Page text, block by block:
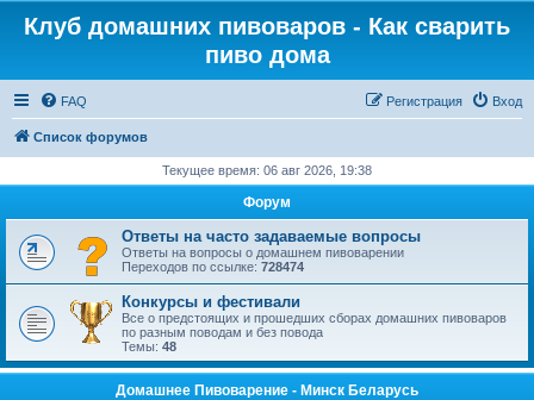
Клуб домашних пивоваров - Как cварить
пиво дома
FAQ Вход
Регистрация
Список форумов
Текущее время: 06 авг 2026, 19:38
Форум
Ответы на часто задаваемые вопросы
Ответы на вопросы о домашнем пивоварении
Переходов по ссылке: 728474
Конкурсы и фестивали
Все о предстоящих и прошедших сборах домашних пивоваров
по разным поводам и без повода
Темы: 48
Домашнее Пивоварение - Минск Беларусь